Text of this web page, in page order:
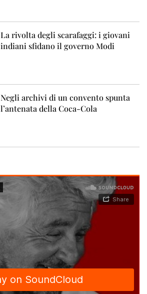
La rivolta degli scarafaggi: i giovani
indiani sfidano il governo Modi
Negli archivi di un convento spunta
l’antenata della Coca-Cola